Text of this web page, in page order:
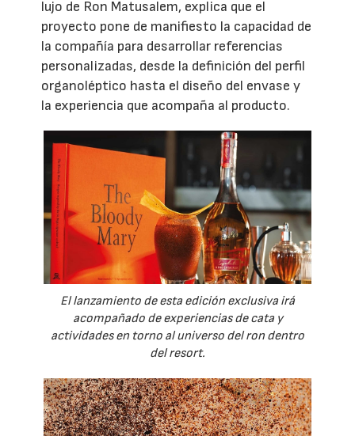
lujo de Ron Matusalem, explica que el
proyecto pone de manifiesto la capacidad de
la compañía para desarrollar referencias
personalizadas, desde la definición del perfil
organoléptico hasta el diseño del envase y
la experiencia que acompaña al producto.
El lanzamiento de esta edición exclusiva irá
acompañado de experiencias de cata y
actividades en torno al universo del ron dentro
del resort.